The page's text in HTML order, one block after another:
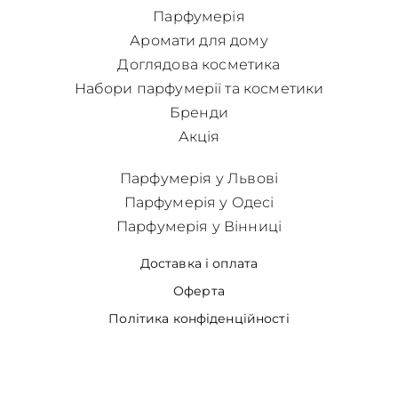
Парфумерія
Аромати для дому
Доглядова косметика
Набори парфумерії та косметики
Бренди
Акція
Доставка і оплата
Оферта
Політика конфіденційності
Парфумерія у Львові
Парфумерія у Одесі
Парфумерія у Вінниці